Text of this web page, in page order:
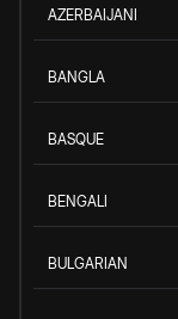
AZERBAIJANI
BANGLA
BASQUE
BENGALI
BULGARIAN